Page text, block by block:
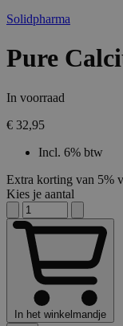
Solidpharma
Pure
In voorraad
€ 32,95
Incl. 6% btw
Extra korting van 5%
Kies je aantal
In het winkelmandje